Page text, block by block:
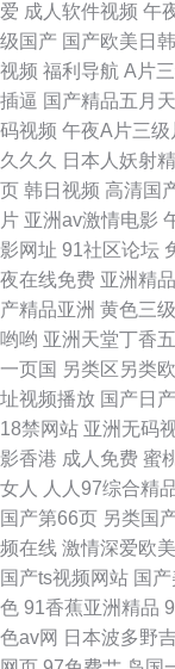
爱 成人软件视频 午
级国产 国产欧美日
视频 福利导航 A片
插逼 国产精品五月天
码视频 午夜A片三级
久久久
日本人妖射精
页 韩日视频 高清国
片 亚洲av激情电影
影网址 91社区论坛
夜在线免费 亚洲精
产精品亚洲 黄色三
哟哟 亚洲天堂丁香
一页国 另类区另类
址视频播放 国产日
18禁网站 亚洲无码
影香港 成人免费 蜜
女人
人人97综合精
国产第66页 另类国
频在线 激情深爱欧
国产ts视频网站 国
色 91香蕉亚洲精品
色av网 日本波多野